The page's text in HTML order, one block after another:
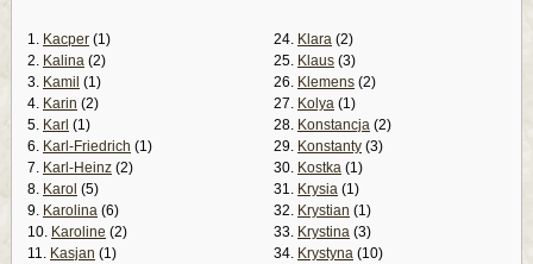
1. Kacper (1)
2. Kalina (2)
3. Kamil (1)
4. Karin (2)
5. Karl (1)
6. Karl-Friedrich (1)
7. Karl-Heinz (2)
8. Karol (5)
9. Karolina (6)
10. Karoline (2)
11. Kasjan (1)
24. Klara (2)
25. Klaus (3)
26. Klemens (2)
27. Kolya (1)
28. Konstancja (2)
29. Konstanty (3)
30. Kostka (1)
31. Krysia (1)
32. Krystian (1)
33. Krystina (3)
34. Krystyna (10)